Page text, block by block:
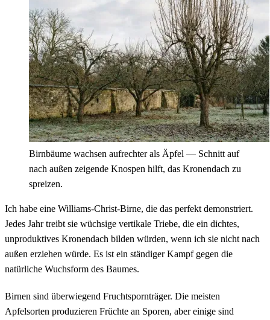
Birnbäume wachsen aufrechter als Äpfel — Schnitt auf
nach außen zeigende Knospen hilft, das Kronendach zu
spreizen.
Ich habe eine Williams-Christ-Birne, die das perfekt demonstriert.
Jedes Jahr treibt sie wüchsige vertikale Triebe, die ein dichtes,
unproduktives Kronendach bilden würden, wenn ich sie nicht nach
außen erziehen würde. Es ist ein ständiger Kampf gegen die
natürliche Wuchsform des Baumes.
Birnen sind überwiegend Fruchtspornträger. Die meisten
Apfelsorten produzieren Früchte an Sporen, aber einige sind